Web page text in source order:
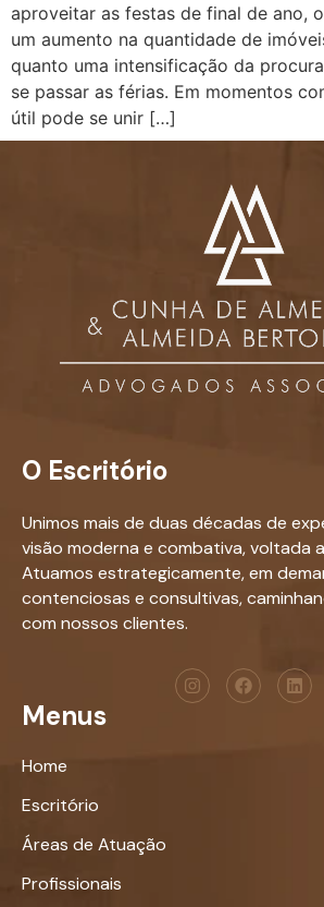
aproveitar as festas de final de ano,
um aumento na quantidade de
quanto uma intensificação da
se passar as férias. Em momentos
útil pode se unir […]
O Escritório
Unimos mais de duas décadas de
visão moderna e combativa, voltada
Atuamos estrategicamente, em
contenciosas e consultivas,
com nossos clientes.
Menus
Home
Escritório
Áreas de Atuação
Profissionais